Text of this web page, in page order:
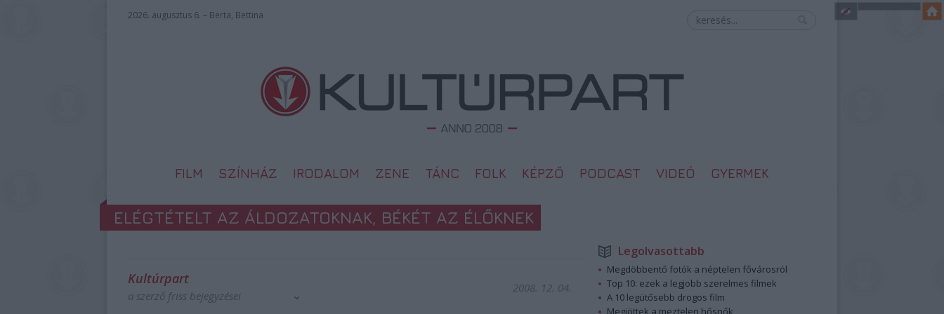
2026. augusztus 6. – Berta, Bettina
FILM SZÍNHÁZ IRODALOM ZENE TÁNC FOLK KÉPZŐ PODCAST VIDEÓ GYERMEK
ELÉGTÉTELT AZ ÁLDOZATOKNAK, BÉKÉT AZ ÉLŐKNEK
Kultúrpart
a szerző friss bejegyzései
2008. 12. 04.
Legolvasottabb
Megdöbbentő fotók a néptelen fővárosról
Top 10: ezek a legjobb szerelmes filmek
A 10 legütősebb drogos film
Megjöttek a meztelen hősnők